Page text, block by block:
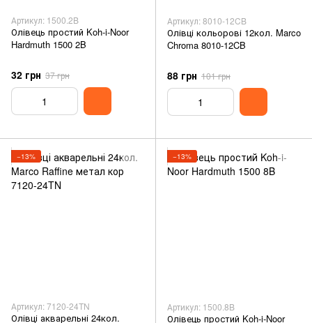
Артикул: 1500.2B
Олівець простий Koh-i-Noor
Hardmuth 1500 2B
32 грн 37 грн
Артикул: 8010-12CB
Олівці кольорові 12кол. Marco
Chroma 8010-12CB
88 грн 101 грн
−13%
Артикул: 7120-24TN
Олівці акварельні 24кол.
−13%
Артикул: 1500.8B
Олівець простий Koh-i-Noor